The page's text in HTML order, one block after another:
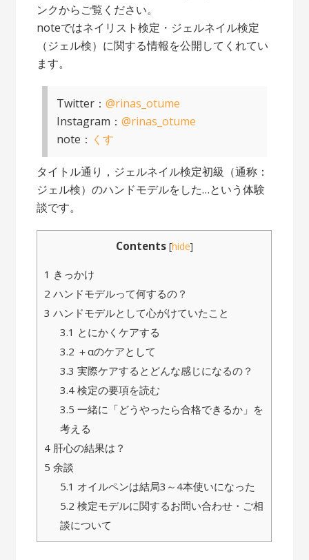
ンクからご覧ください。
noteではネイリスト検定・ジェルネイル検定
（ジェル検）に関する情報を公開してくれてい
ます。
Twitter：@rinas_otume
Instagram：@rinas_otume
note： くす
タイトル通り，ジェルネイル検定初級（通称：
ジェル検）のハンドモデルをした…という体験
談です。
Contents [hide]
1 きっかけ
2 ハンドモデルって何するの？
3 ハンドモデルとして心がけていたこと
3.1 とにかくケアする
3.2 ＋αのケアとして
3.3 実際ケアするとどんな感じになるの？
3.4 検定の要項を読む
3.5 一緒に「どうやったら合格できるか」を
考える
4 肝心の結果は？
5 余談
5.1 オイルペンは結局3～4本使いになった
5.2 検定モデルに関するお問い合わせ・ご相
談について